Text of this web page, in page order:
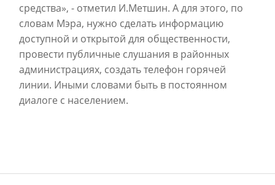
средства», - отметил И.Метшин. А для этого, по
словам Мэра, нужно сделать информацию
доступной и открытой для общественности,
провести публичные слушания в районных
администрациях, создать телефон горячей
линии. Иными словами быть в постоянном
диалоге с населением.